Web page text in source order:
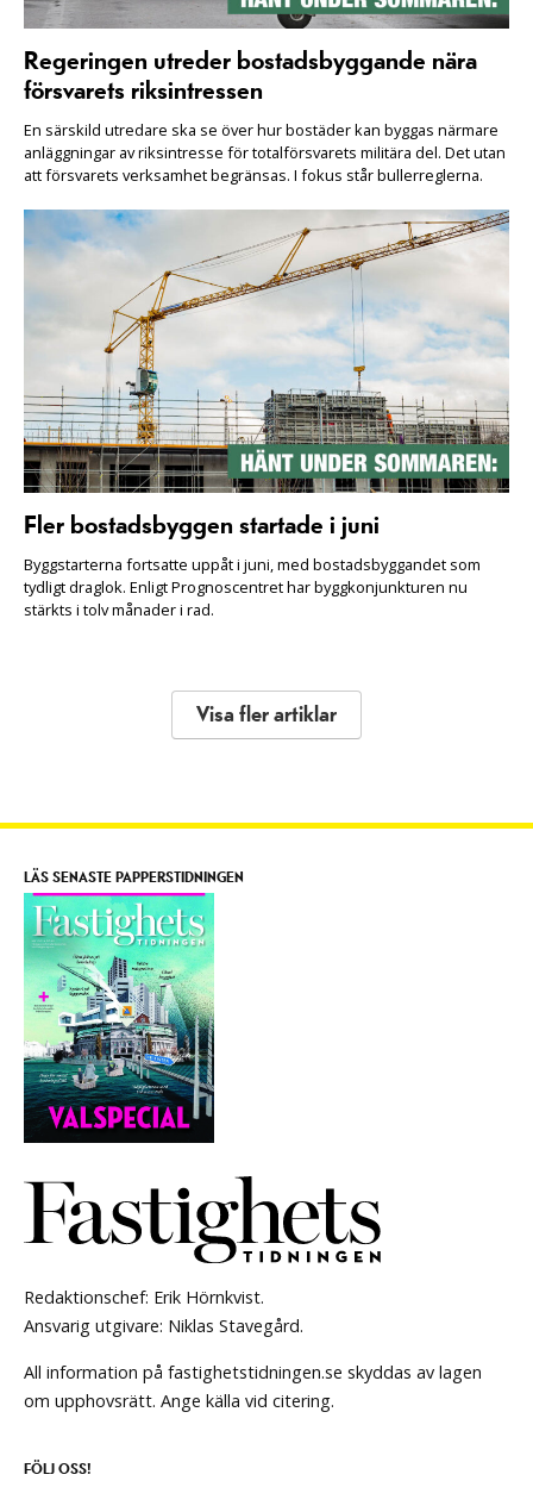
Regeringen utreder bostadsbyggande nära
försvarets riksintressen
En särskild utredare ska se över hur bostäder kan byggas närmare
anläggningar av riksintresse för totalförsvarets militära del. Det utan
att försvarets verksamhet begränsas. I fokus står bullerreglerna.
Fler bostadsbyggen startade i juni
Byggstarterna fortsatte uppåt i juni, med bostadsbyggandet som
tydligt draglok. Enligt Prognoscentret har byggkonjunkturen nu
stärkts i tolv månader i rad.
Visa fler artiklar
Redaktionschef: Erik Hörnkvist.
Ansvarig utgivare: Niklas Stavegård.
All information på fastighetstidningen.se skyddas av lagen
om upphovsrätt. Ange källa vid citering.
FÖLJ OSS!
LÄS SENASTE PAPPERSTIDNINGEN